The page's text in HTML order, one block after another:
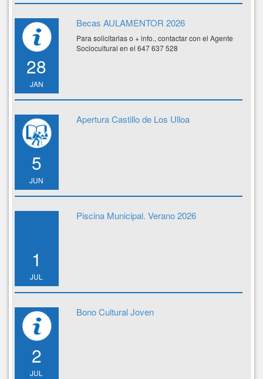
28
JAN
Becas AULAMENTOR 2026
Para solicitarlas o + info., contactar con el Agente
Sociocultural en el 647 637 528
5
JUN
Apertura Castillo de Los Ulloa
1
JUL
Piscina Municipal. Verano 2026
2
JUL
Bono Cultural Joven